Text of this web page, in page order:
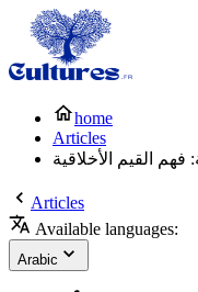
home
Articles
فهم القيم الأخلاقية
Articles
Available languages:
Arabic